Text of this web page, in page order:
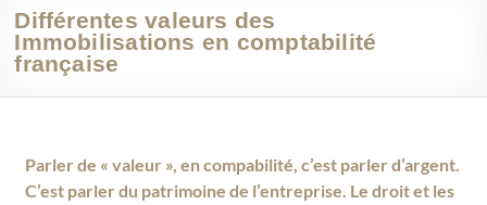
Différentes valeurs des
Immobilisations en comptabilité
française
Parler de « valeur », en compabilité, c’est parler d’argent.
C’est parler du patrimoine de l’entreprise. Le droit et les